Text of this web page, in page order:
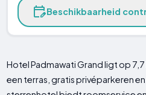
Beschikbaarheid
Hotel Padmawati Grand ligt op
een terras, gratis privéparkeren